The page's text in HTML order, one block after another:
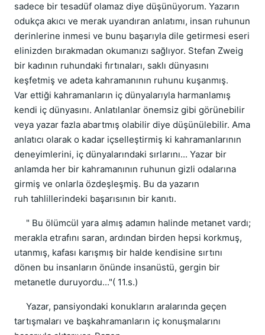
sadece bir tesadüf olamaz diye düşünüyorum. Yazarın
odukça akıcı ve merak uyandıran anlatımı, insan ruhunun
derinlerine inmesi ve bunu başarıyla dile getirmesi eseri
elinizden bırakmadan okumanızı sağlıyor. Stefan Zweig
bir kadının ruhundaki fırtınaları, saklı dünyasını
keşfetmiş ve adeta kahramanının ruhunu kuşanmış.
Var ettiği kahramanların iç dünyalarıyla harmanlamış
kendi iç dünyasını. Anlatılanlar önemsiz gibi görünebilir
veya yazar fazla abartmış olabilir diye düşünülebilir. Ama
anlatıcı olarak o kadar içselleştirmiş ki kahramanlarının
deneyimlerini, iç dünyalarındaki sırlarını... Yazar bir
anlamda her bir kahramanının ruhunun gizli odalarına
girmiş ve onlarla özdeşleşmiş. Bu da yazarın
ruh tahlillerindeki başarısının bir kanıtı.
" Bu ölümcül yara almış adamın halinde metanet vardı;
merakla etrafını saran, ardından birden hepsi korkmuş,
utanmış, kafası karışmış bir halde kendisine sırtını
dönen bu insanların önünde insanüstü, gergin bir
metanetle duruyordu..."( 11.s.)
Yazar, pansiyondaki konukların aralarında geçen
tartışmaları ve başkahramanların iç konuşmalarını